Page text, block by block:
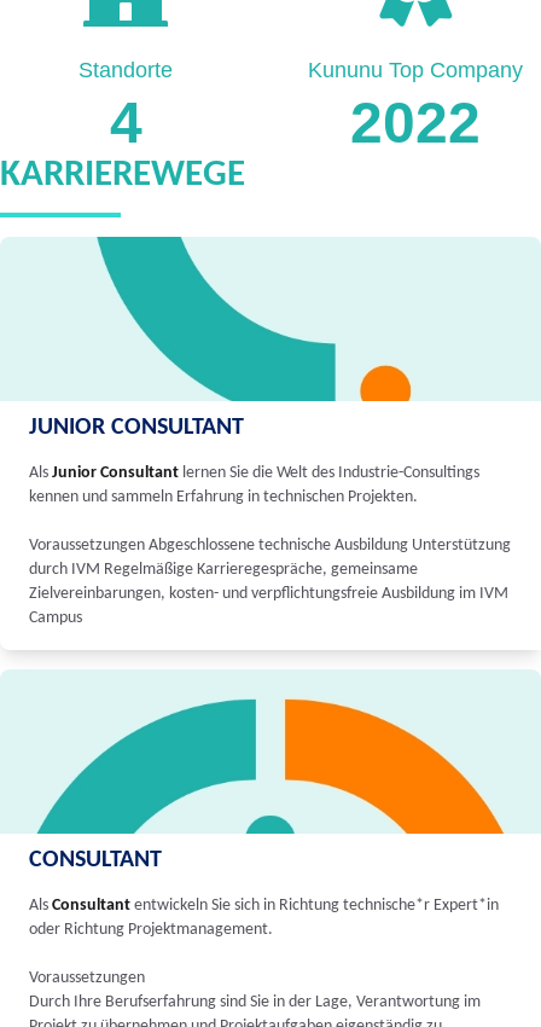
4
Standorte
2022
Kununu Top Company
KARRIEREWEGE
JUNIOR CONSULTANT
Als Junior Consultant lernen Sie die Welt des Industrie-Consultings
kennen und sammeln Erfahrung in technischen Projekten.
Voraussetzungen Abgeschlossene technische Ausbildung Unterstützung
durch IVM Regelmäßige Karrieregespräche, gemeinsame
Zielvereinbarungen, kosten- und verpflichtungsfreie Ausbildung im IVM
Campus
CONSULTANT
Als Consultant entwickeln Sie sich in Richtung technische*r Expert*in
oder Richtung Projektmanagement.
Voraussetzungen
Durch Ihre Berufserfahrung sind Sie in der Lage, Verantwortung im